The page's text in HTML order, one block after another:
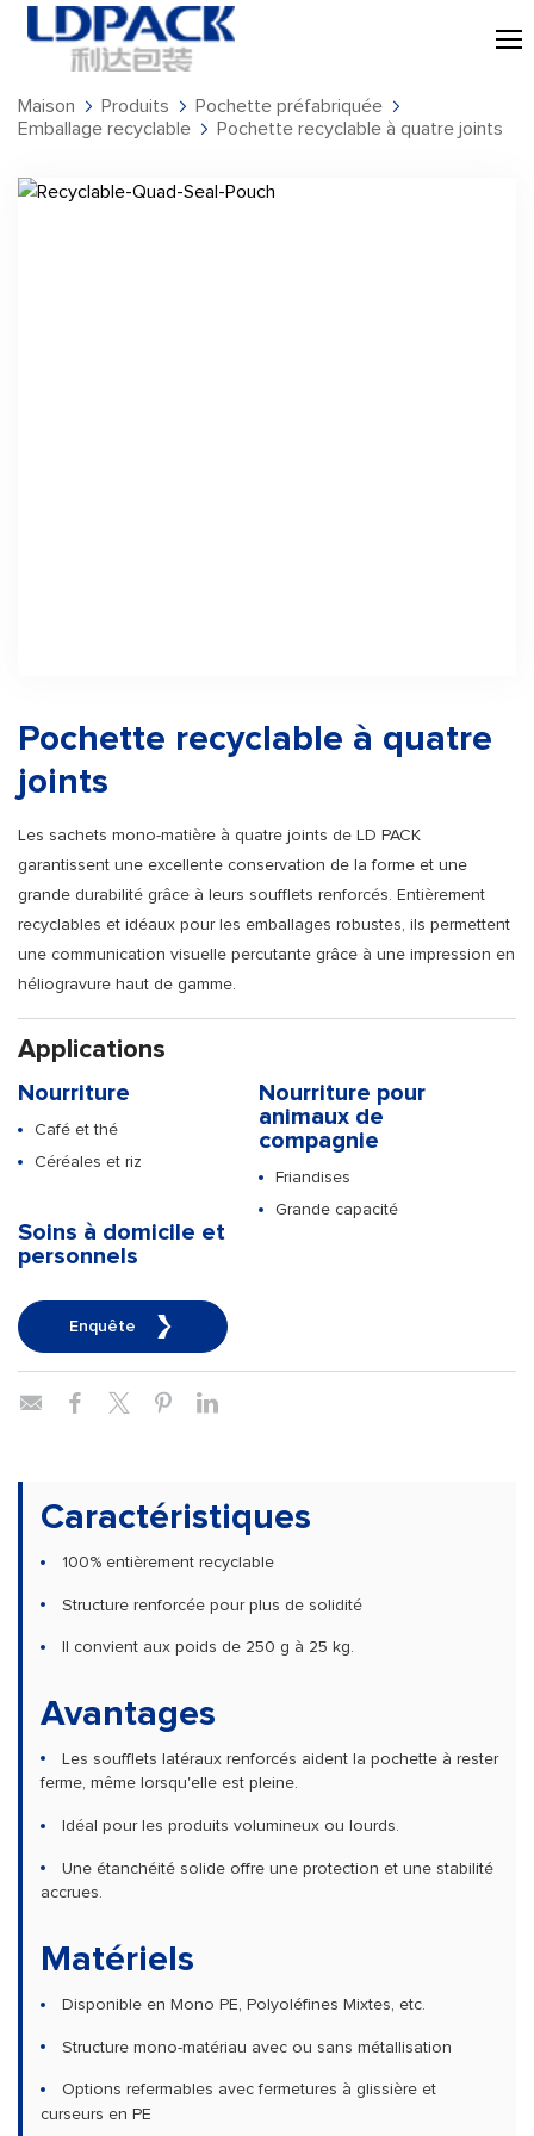
Maison Produits
Pochette préfabriquée
Emballage recyclable
Pochette recyclable à quatre joints
Pochette recyclable à quatre
joints
Les sachets mono-matière à quatre joints de LD PACK
garantissent une excellente conservation de la forme et une
grande durabilité grâce à leurs soufflets renforcés. Entièrement
recyclables et idéaux pour les emballages robustes, ils permettent
une communication visuelle percutante grâce à une impression en
héliogravure haut de gamme.
Applications
Nourriture
Café et thé
Céréales et riz
Nourriture pour
animaux de
compagnie
Friandises
Grande capacité
Soins à domicile et
personnels
Enquête
Caractéristiques
100% entièrement recyclable
Structure renforcée pour plus de solidité
Il convient aux poids de 250 g à 25 kg.
Avantages
Les soufflets latéraux renforcés aident la pochette à rester
ferme, même lorsqu'elle est pleine.
Idéal pour les produits volumineux ou lourds.
Une étanchéité solide offre une protection et une stabilité
accrues.
Matériels
Disponible en Mono PE, Polyoléfines Mixtes, etc.
Structure mono-matériau avec ou sans métallisation
Options refermables avec fermetures à glissière et
curseurs en PE